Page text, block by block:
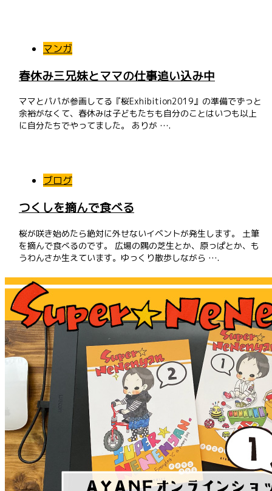
マンガ
春休み三兄妹とママの仕事追い込み中
ママとパパが参画してる『桜Exhibition2019』の準備でずっと
余裕がなくて、春休みは子どもたちも自分のことはいつも以上
に自分たちでやってました。 ありが ….
ブログ
つくしを摘んで食べる
桜が咲き始めたら絶対に外せないイベントが発生します。 土筆
を摘んで食べるのです。 広場の隅の芝生とか、原っぱとか、も
うわんさか生えています。ゆっくり散歩しながら ….